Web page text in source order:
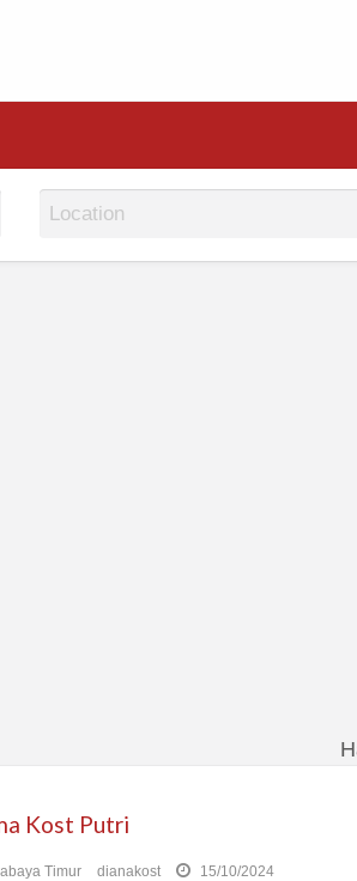
Kost Putri
Timur dianakost 15/10/2024